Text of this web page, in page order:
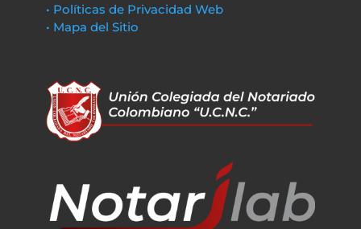
• Políticas de Privacidad Web
• Mapa del Sitio